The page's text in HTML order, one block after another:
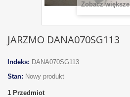
Zobacz większe
JARZMO DANA070SG113
Indeks: DANA070SG113
Stan: Nowy produkt
1 Przedmiot